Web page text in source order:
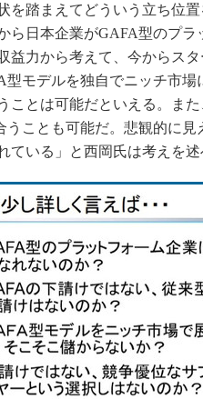
を踏まえてどういう立ち位
ら日本企業がGAFA型のプラ
益力から考えて、今からス
型モデルを独自でニッチ市
ことは可能だといえる。ま
うことも可能だ。悲観的に
ている」と西岡氏は考えを述